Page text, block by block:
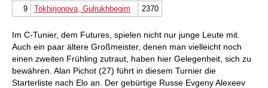
9
Tokhirjonova, Gulrukhbegim 2370
Im C-Tunier, dem Futures, spielen nicht nur junge Leute mit.
Auch ein paar ältere Großmeister, denen man vielleicht noch
einen zweiten Frühling zutraut, haben hier Gelegenheit, sich zu
bewähren. Alan Pichot (27) führt in diesem Turnier die
Starterliste nach Elo an. Der gebürtige Russe Evgeny Alexeev